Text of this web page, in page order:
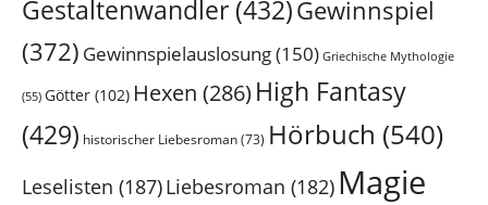
Gestaltenwandler (432)Gewinnspiel
(372) Gewinnspielauslosung(150) Griechische Mythologie
(55) Götter (102) Hexen (286) High Fantasy
(429) historischer Liebesroman(73) Hörbuch (540)
Leselisten (187)Liebesroman (182) Magie